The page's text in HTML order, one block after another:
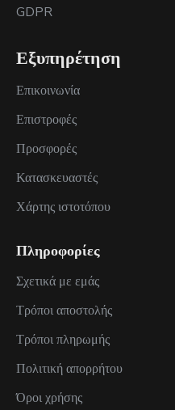
GDPR
Εξυπηρέτηση
Επικοινωνία
Επιστροφές
Προσφορές
Κατασκευαστές
Χάρτης ιστοτόπου
Πληροφορίες
Σχετικά με εμάς
Τρόποι αποστολής
Τρόποι πληρωμής
Πολιτική απορρήτου
Όροι χρήσης